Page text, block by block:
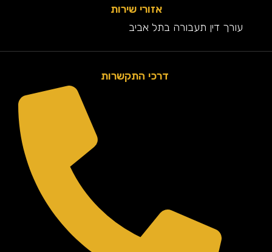
אזורי שירות
עורך דין תעבורה בתל אביב
דרכי התקשרות